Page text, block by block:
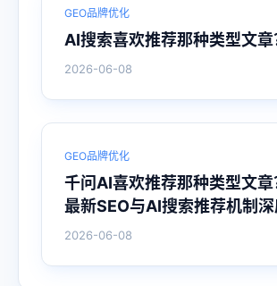
GEO品牌优化
AI搜索喜欢推荐那种类型文章
2026-06-08
GEO品牌优化
千问AI喜欢推荐那种类型文
最新SEO与AI搜索推荐机制
2026-06-08